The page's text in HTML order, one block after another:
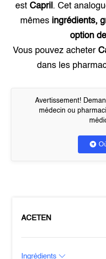
est Capril . Cet
mêmes ingrédients,
option
Vous pouvez acheter
dans les
Avertissement!
médecin ou
ACETEN
Ingrédients